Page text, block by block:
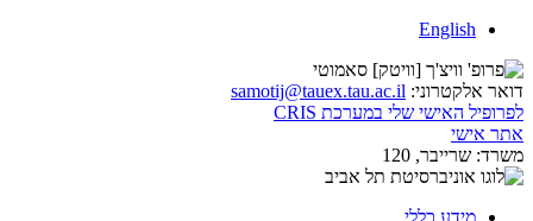
English
דואר אלקטרוני: samotij@tauex.tau.ac.il
לפרופיל האישי שלי במערכת CRIS
אתר אישי
משרד: שרייבר, 120
מידע כללי